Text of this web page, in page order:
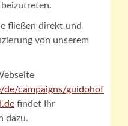
fließen direkt und
von unserem
campaigns/guidohof
findet Ihr
dazu.